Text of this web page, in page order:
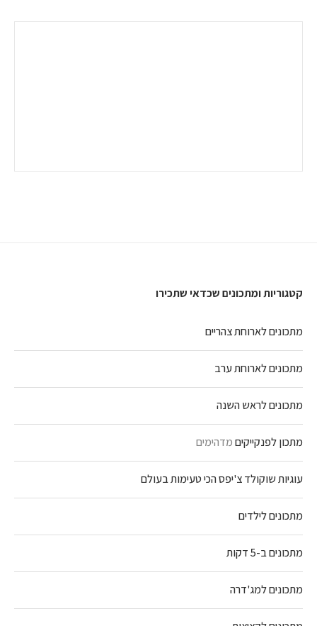
קטגוריות ומתכונים שכדאי שתכירו
מתכונים לארוחת צהריים
מתכונים לארוחת ערב
מתכונים לראש השנה
מתכון לפנקייקיםמדהימים
עוגיות שוקולד צ'יפס הכי טעימות בעולם
מתכונים לילדים
מתכונים ב-5 דקות
מתכונים למג'דרה